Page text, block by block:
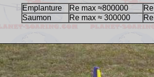
Emplanture Re max ≈800000 Re
Saumon
Re max ≈ 300000 Re